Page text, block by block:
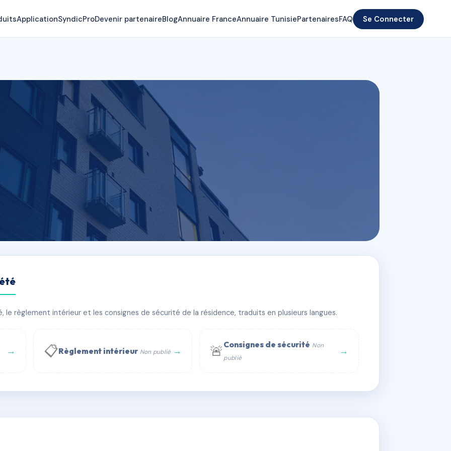
ApplicationSyndicProDevenir partenaireBlogAnnuaire FranceAnnuaire TunisiePartenairesFAQ Se Connecter
WhatsApp
règlement intérieur et les consignes de sécurité de la résidence, traduits en plusieurs langues.
→ 📋Règlement intérieur Non publié → 🚨 Consignes de sécurité Non
publié
→
AF3448958 🇫🇷